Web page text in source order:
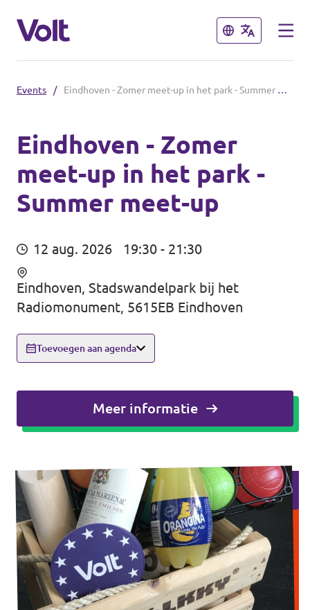
Sluiten
Steden
Volt Maastricht
Sluiten
Standpunten
Over Volt
Mensen
Nieuws
Agenda
Events / Eindhoven - Zomer meet-up in het park - Summer meet-up
Eindhoven - Zomer
meet-up in het park -
Summer meet-up
12 aug. 2026 19:30 - 21:30
Eindhoven, Stadswandelpark bij het
Radiomonument, 5615EB Eindhoven
Toevoegen aan agenda
Meer informatie